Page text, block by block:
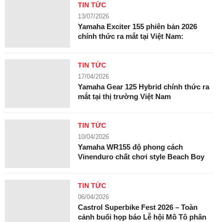
TIN TỨC
13/07/2026
Yamaha Exciter 155 phiên bản 2026
chính thức ra mắt tại Việt Nam:
TIN TỨC
17/04/2026
Yamaha Gear 125 Hybrid chính thức ra
mắt tại thị trường Việt Nam
TIN TỨC
10/04/2026
Yamaha WR155 độ phong cách
Vinenduro chất chơi style Beach Boy
TIN TỨC
06/04/2026
Castrol Superbike Fest 2026 – Toàn
cảnh buổi họp báo Lễ hội Mô Tô phân